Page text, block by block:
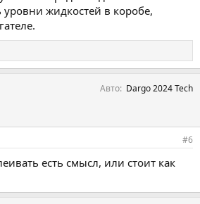
жидкостей в коробе,
Авто Dargo 2024 Tech
#6
есть смысл, или стоит как